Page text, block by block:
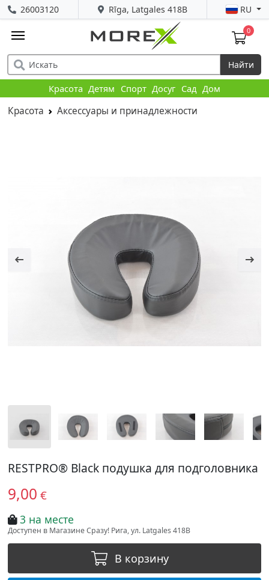
Rīga, Latgales 418B
26003120 RU
0
Найти
Красота Детям Спорт Досуг Сад Дом
Красота Аксессуары и принадлежности
RESTPRO® Black подушка для подголовника
9,00 €
3 на месте
Доступен в Магазине Сразу! Рига, ул. Latgales 418B
В корзину